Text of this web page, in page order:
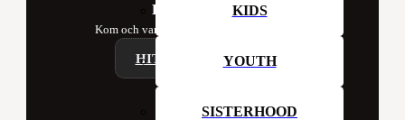
KIDS
YOUTH
SISTERHOOD
Hillsong Sweden
Kom och var med oss i kyrkan denna vecka!
HITTA ETT CAMPUS
Contact